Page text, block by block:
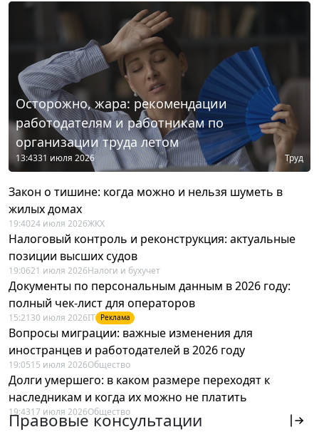
Осторожно, жара: рекомендации
работодателям и работникам по
организации труда летом
13:4331 июля 2026 Труд
Закон о тишине: когда можно и нельзя шуметь в
жилых домах
19:4024 июля 2026ЖКХ
Налоговый контроль и реконструкция: актуальные
позиции высших судов
19:0621 июля 2026Налоги и бухучет
Документы по персональным данным в 2026 году:
полный чек-лист для операторов
15:21 30 июля 2026IT Реклама
Вопросы миграции: важные изменения для
иностранцев и работодателей в 2026 году
19:0515 июля 2026Общество
Долги умершего: в каком размере переходят к
наследникам и когда их можно не платить
19:4317 июля 2026Общество
Правовые консультации